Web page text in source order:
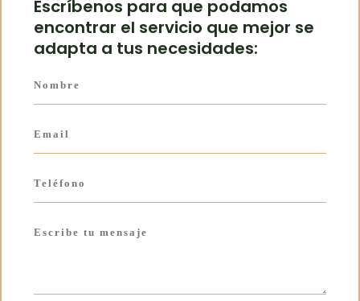
Escríbenos para que podamos
encontrar el servicio que mejor se
adapta a tus necesidades: